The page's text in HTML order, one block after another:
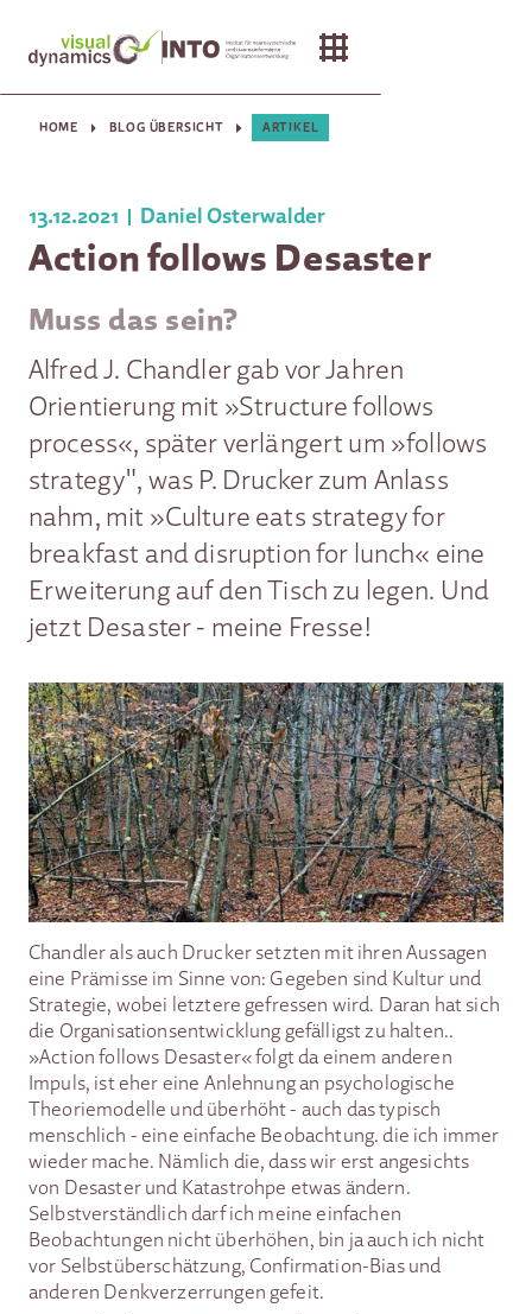
HOME BLOG ÜBERSICHT ARTIKEL
13.12.2021 Daniel Osterwalder
Action follows Desaster
Muss das sein?
Alfred J. Chandler gab vor Jahren
Orientierung mit »Structure follows
process«, später verlängert um »follows
strategy", was P. Drucker zum Anlass
nahm, mit »Culture eats strategy for
breakfast and disruption for lunch« eine
Erweiterung auf den Tisch zu legen. Und
jetzt Desaster - meine Fresse!
Chandler als auch Drucker setzten mit ihren Aussagen
eine Prämisse im Sinne von: Gegeben sind Kultur und
Strategie, wobei letztere gefressen wird. Daran hat sich
die Organisationsentwicklung gefälligst zu halten..
»Action follows Desaster« folgt da einem anderen
Impuls, ist eher eine Anlehnung an psychologische
Theoriemodelle und überhöht - auch das typisch
menschlich - eine einfache Beobachtung. die ich immer
wieder mache. Nämlich die, dass wir erst angesichts
von Desaster und Katastrohpe etwas ändern.
Selbstverständlich darf ich meine einfachen
Beobachtungen nicht überhöhen, bin ja auch ich nicht
vor Selbstüberschätzung, Confirmation-Bias und
anderen Denkverzerrungen gefeit.